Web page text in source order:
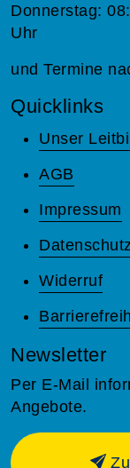
Donnerstag:
Uhr
und Termine
Quicklinks
Unser
AGB
Impressum
Datenschutz
Widerruf
Newsletter
Per E-Mail
Angebote.